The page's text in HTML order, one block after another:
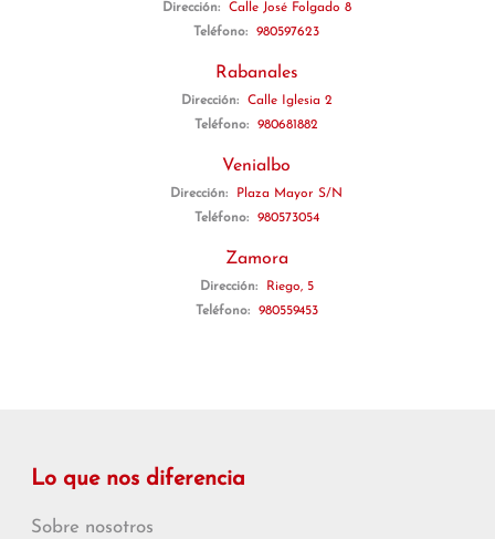
Dirección:
Calle José Folgado 8
Teléfono:
980597623
Rabanales
Dirección:
Calle Iglesia 2
Teléfono:
980681882
Venialbo
Dirección:
Plaza Mayor S/N
Teléfono:
980573054
Zamora
Dirección:
Riego, 5
Teléfono:
980559453
Lo que nos diferencia
Sobre nosotros